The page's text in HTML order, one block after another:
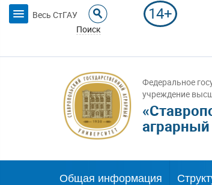
Весь СтГАУ
Поиск
14+
Федеральное
учреждение
аграрный
Общая информация